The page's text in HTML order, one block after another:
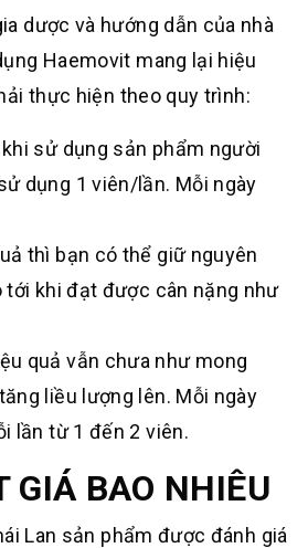
dược và hướng dẫn của nhà
Haemovit mang lại hiệu
thực hiện theo quy trình:
sử dụng sản phẩm người
dụng 1 viên/lần. Mỗi ngày
thì bạn có thể giữ nguyên
tới khi đạt được cân nặng như
quả vẫn chưa như mong
liều lượng lên. Mỗi ngày
lần từ 1 đến 2 viên.
GIÁ BAO NHIÊU
Lan sản phẩm được đánh giá